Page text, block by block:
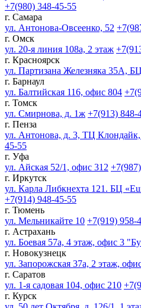
+7(980) 348-45-55
г. Самара
ул. Антонова-Овсеенко, 52
г. Омск
ул. 20-я линия 108а, 2 этаж
г. Красноярск
ул. Партизана Железняка 35А,
г. Барнаул
ул. Балтийская 116, офис 804
г. Томск
ул. Смирнова, д. 1ж +7(913) 848-
г. Пенза
ул. Антонова, д. 3, ТЦ Клондайк,
45-55
г. Уфа
ул. Айская 52/1, офис 312
г. Иркутск
ул. Карла Либкнехта 121. БЦ
+7(914) 948-45-55
г. Тюмень
ул. Мельникайте 10 +7(919) 958-
г. Астрахань
ул. Боевая 57а, 4 этаж, офис 3
г. Новокузнецк
ул. Запорожская 37а, 2 этаж,
г. Саратов
ул. 1-я садовая 104, офис 210
г. Курск